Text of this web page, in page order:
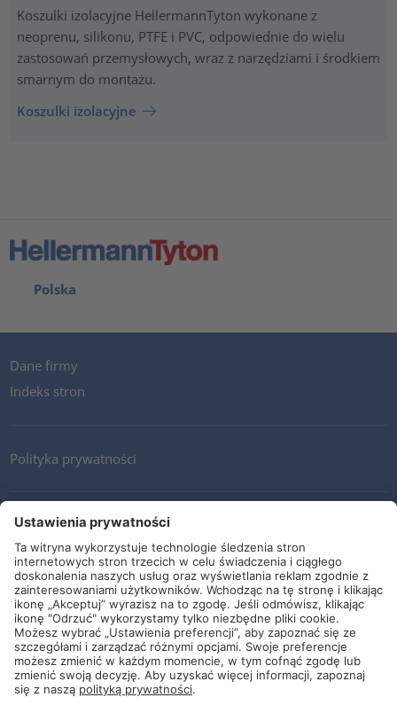
Koszulki izolacyjne HellermannTyton wykonane z
neoprenu, silikonu, PTFE i PVC, odpowiednie do wielu
zastosowań przemysłowych, wraz z narzędziami i środkiem
smarnym do montażu.
Koszulki izolacyjne
Polska
Dane firmy
Indeks stron
Polityka prywatności
Kontakt
Newsletter
Ogólne warunki i dostawy
Wytyczne i zobowiązania